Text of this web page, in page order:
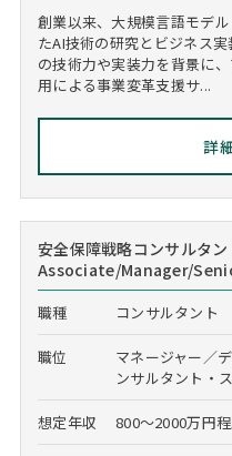
創業以来、大規模言語モデ
たAI技術の研究とビジネス
の技術力や実装力を背景に
用による事業変革支援サ...
詳
安全保障戦略コンサルタ
Associate/Manager/
職種 コンサルタント
職位
マネージャー／
ンサルタント・
想定年収 800～2000万円